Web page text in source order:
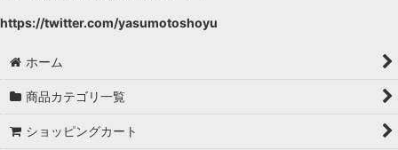
https://twitter.com/yasumotoshoyu
ホーム
商品カテゴリ一覧
ショッピングカート